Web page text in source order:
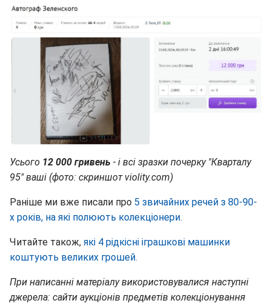
Усього 12 000 гривень - і всі зразки почерку "Кварталу
95" ваші (фото: скриншот violity.com)
Раніше ми вже писали про 5 звичайних речей з 80-90-
х років, на які полюють колекціонери.
Читайте також, які 4 рідкісні іграшкові машинки
коштують великих грошей.
При написанні матеріалу використовувалися наступні
джерела: сайти аукціонів предметів колекціонування